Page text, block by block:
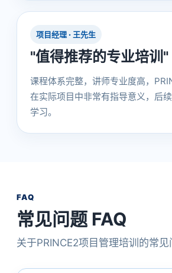
项目经理 · 王先生
"值得推荐的专业培训"
课程体系完整，讲师专业度高，
在实际项目中非常有指导意义，后
学习。
FAQ
常见问题 FAQ
关于PRINCE2项目管理培训的常见